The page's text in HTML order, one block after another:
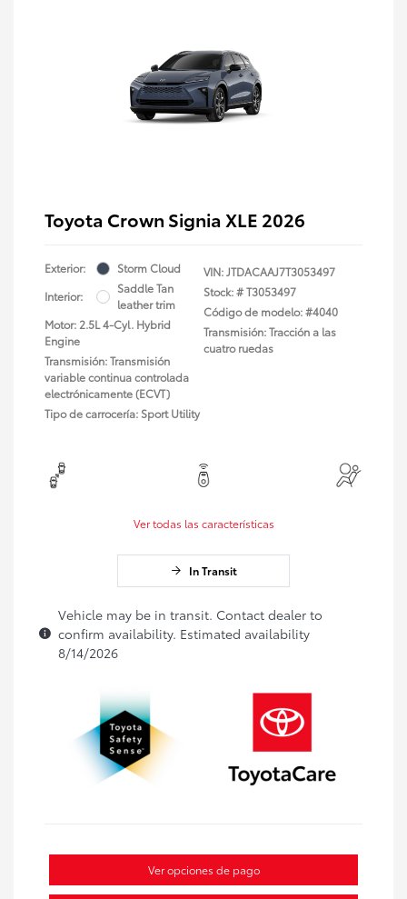
Toyota Crown Signia XLE 2026
Exterior:
Storm Cloud
Interior:
Saddle Tan
leather trim
Motor: 2.5L 4-Cyl. Hybrid
Engine
Transmisión: Transmisión
variable continua controlada
electrónicamente (ECVT)
Tipo de carrocería: Sport Utility
VIN:JTDACAAJ7T3053497
Stock: #T3053497
Código de modelo: #4040
Transmisión: Tracción a las
cuatro ruedas
Ver todas las características
In Transit
Vehicle may be in transit. Contact dealer to
confirm availability. Estimated availability
8/14/2026
Ver opciones de pago